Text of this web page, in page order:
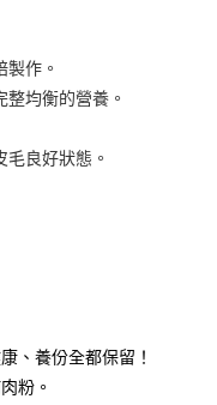
作。
均衡的營養。
良好狀態。
、養份全都保留！
粉。